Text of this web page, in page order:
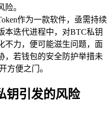
。
作为一款软件，亟需持续
本迭代进程中，对BTC私钥
不力，便可能滋生问题，面
，若钱包的安全防护举措未
方便之门。
钥引发的风险